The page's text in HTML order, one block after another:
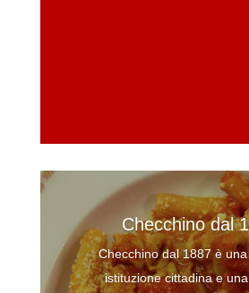
Checchino dal
Checchino dal 1887 è
istituzione cittadina e